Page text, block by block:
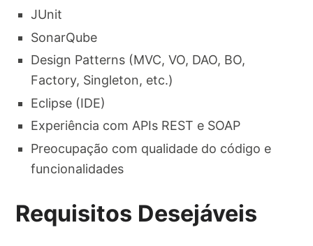
JUnit​
SonarQube​
Design Patterns (MVC, VO, DAO, BO,
Factory, Singleton, etc.)​
Eclipse (IDE)​
Experiência com APIs REST e SOAP​
Preocupação com qualidade do código e
funcionalidades​
Requisitos Desejáveis